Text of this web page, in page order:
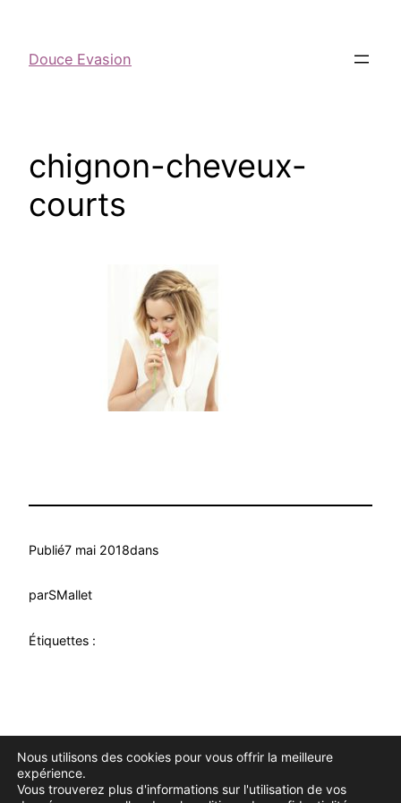
Douce Evasion
chignon-cheveux-
courts
Publié7 mai 2018dans
parSMallet
Étiquettes :
Douce EvasionFièrement propulsé parWordPress
Nous utilisons des cookies pour vous offrir la meilleure
expérience.
Vous trouverez plus d'informations sur l'utilisation de vos